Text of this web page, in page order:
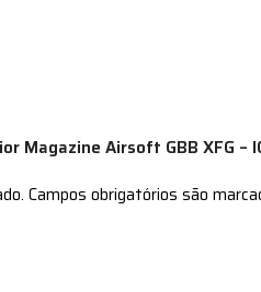
Magazine Airsoft GBB XFG –
Campos obrigatórios são